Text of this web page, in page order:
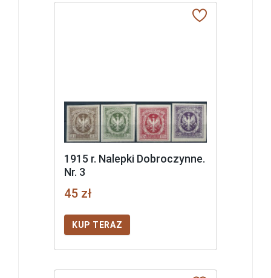
1915 r. Nalepki Dobroczynne.
Nr. 3
45 zł
KUP TERAZ